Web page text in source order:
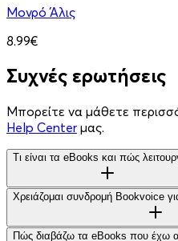
Μονρό Άλις
8.99€
Συχνές ερωτήσεις
Μπορείτε να μάθετε
Help Center μας.
Τι είναι τα eBooks και πώς
Χρειάζομαι συνδρομή Bookvoice
Πώς διαβάζω τα eBooks που έχω